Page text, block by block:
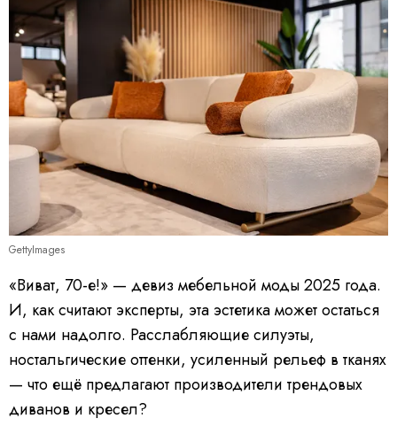
GettyImages
«Виват, 70-е!» — девиз мебельной моды 2025 года.
И, как считают эксперты, эта эстетика может остаться
с нами надолго. Расслабляющие силуэты,
ностальгические оттенки, усиленный рельеф в тканях
— что ещё предлагают производители трендовых
диванов и кресел?